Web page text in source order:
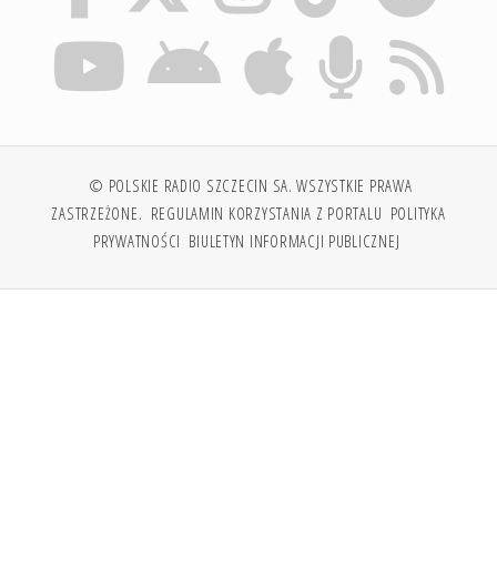
© POLSKIE RADIO SZCZECIN SA. WSZYSTKIE PRAWA
ZASTRZEŻONE. REGULAMIN KORZYSTANIA Z PORTALU POLITYKA
PRYWATNOŚCI BIULETYN INFORMACJI PUBLICZNEJ